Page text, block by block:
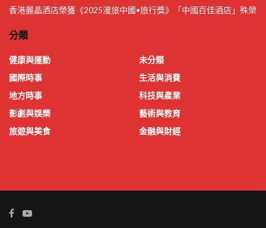
香港麗晶酒店榮獲《2025漫旅中國•旅行獎》「中國百佳酒店」殊榮
分類
健康與運動
國際時事
地方時事
影劇與娛樂
旅遊與美食
未分類
生活與消費
科技與產業
藝術與教育
金融與財經